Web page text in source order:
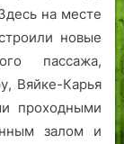
на месте
новые
пассажа,
Вяйке-Карья
проходными
залом и